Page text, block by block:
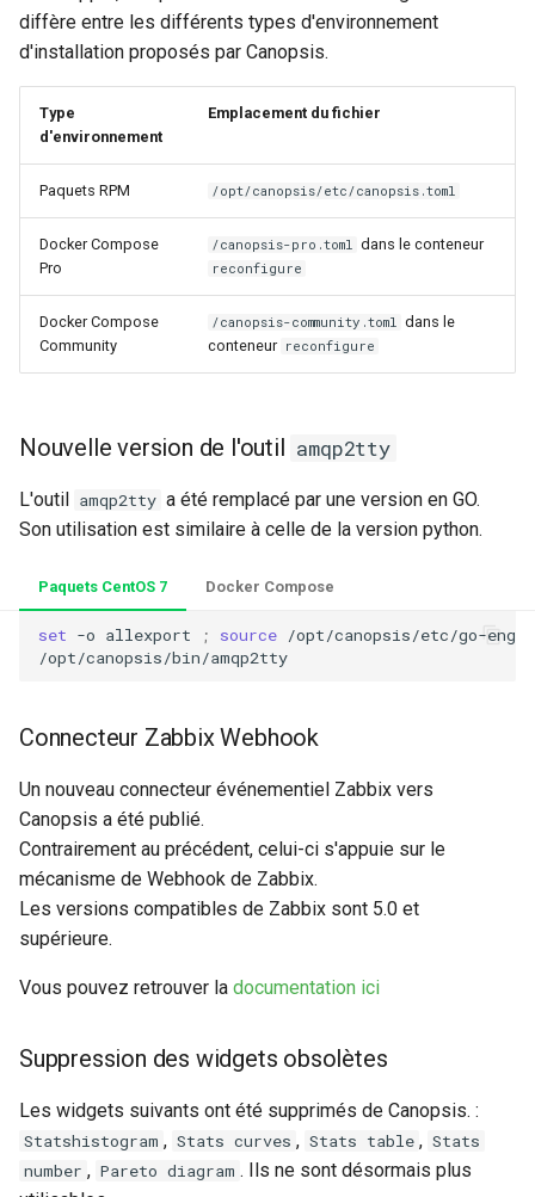
diffère entre les différents types d'environnement
d'installation proposés par Canopsis.
Type
d'environnement
Emplacement du fichier
Paquets RPM /opt/canopsis/etc/canopsis.toml
Docker Compose
Pro
/canopsis-pro.toml dans le conteneur
reconfigure
Docker Compose
Community
/canopsis-community.toml dans le
conteneur reconfigure
Nouvelle version de l'outil amqp2tty
L'outil amqp2tty a été remplacé par une version en GO.
Son utilisation est similaire à celle de la version python.
Paquets CentOS 7 Docker Compose
set -o allexport ; source /opt/canopsis/etc/go-
Connecteur Zabbix Webhook
Un nouveau connecteur événementiel Zabbix vers
Canopsis a été publié.
Contrairement au précédent, celui-ci s'appuie sur le
mécanisme de Webhook de Zabbix.
Les versions compatibles de Zabbix sont 5.0 et
supérieure.
Vous pouvez retrouver la documentation ici
Suppression des widgets obsolètes
Les widgets suivants ont été supprimés de Canopsis. :
Statshistogram , Stats curves , Stats table , Stats
number , Pareto diagram . Ils ne sont désormais plus